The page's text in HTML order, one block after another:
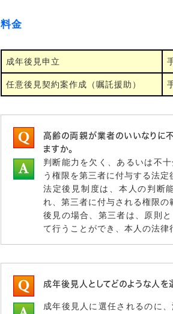
料金
成年後見申立
任意後見契約案作成（嘱託援助）
高齢の両親が業者のいいなりに
ますか。
判断能力を欠く、あるいは不
う権限を第三者に付与する法定
法定後見制度は、本人の判断
れ、第三者に付与される権限の
後見の場合、第三者は、原則
て行うことができ、本人の法律
成年後見人としてどのような人を
成年後見人に選任されるのに